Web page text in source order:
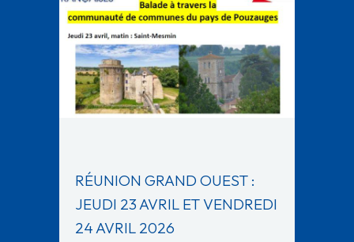
RÉUNION GRAND OUEST :
JEUDI 23 AVRIL ET VENDREDI
24 AVRIL 2026